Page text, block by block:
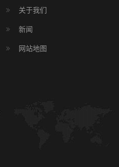
关于我们
新闻
网站地图